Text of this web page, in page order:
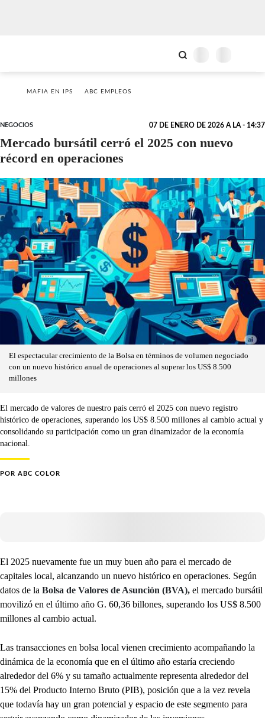
MAFIA EN IPS ABC EMPLEOS
NEGOCIOS 07 DE ENERO DE 2026 A LA - 14:37
Mercado bursátil cerró el 2025 con nuevo
récord en operaciones
El espectacular crecimiento de la Bolsa en términos de volumen negociado
con un nuevo histórico anual de operaciones al superar los US$ 8.500
millones
El mercado de valores de nuestro país cerró el 2025 con nuevo registro
histórico de operaciones, superando los US$ 8.500 millones al cambio actual y
consolidando su participación como un gran dinamizador de la economía
nacional.
POR ABC COLOR
El 2025 nuevamente fue un muy buen año para el mercado de
capitales local, alcanzando un nuevo histórico en operaciones. Según
datos de la Bolsa de Valores de Asunción (BVA), el mercado bursátil
movilizó en el último año G. 60,36 billones, superando los US$ 8.500
millones al cambio actual.
Las transacciones en bolsa local vienen crecimiento acompañando la
dinámica de la economía que en el último año estaría creciendo
alrededor del 6% y su tamaño actualmente representa alrededor del
15% del Producto Interno Bruto (PIB), posición que a la vez revela
que todavía hay un gran potencial y espacio de este segmento para